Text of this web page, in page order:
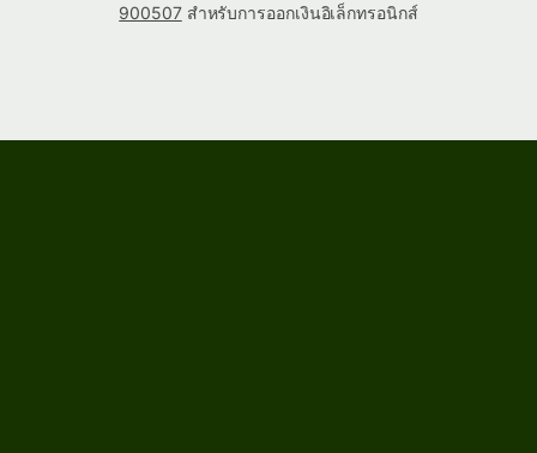
900507สำหรับการออกเงินอิเล็กทรอนิกส์